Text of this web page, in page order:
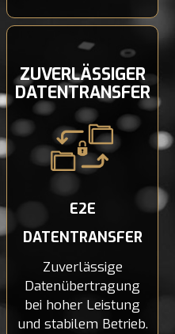
ZUVERLÄSSIGER
DATENTRANSFER
E2E
DATENTRANSFER
Zuverlässige
Datenübertragung
bei hoher Leistung
und stabilem Betrieb.